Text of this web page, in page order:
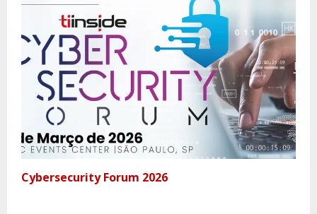
Cybersecurity Forum 2026